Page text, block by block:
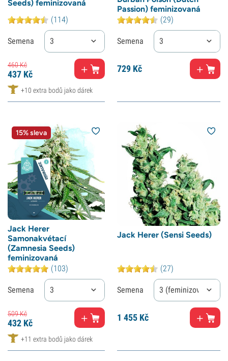
Seeds) feminizovaná
(114)
Semena 3
460Kč
437 Kč
+10 extra bodů jako dárek
Passion) feminizovaná
(29)
Semena 3
729 Kč
15% sleva
Jack Herer
Samonakvétací
(Zamnesia Seeds)
feminizovaná
(103)
Semena 3
509Kč
432 Kč
+11 extra bodů jako dárek
Jack Herer (Sensi Seeds)
(27)
Semena 3 (feminizované)
1 455 Kč